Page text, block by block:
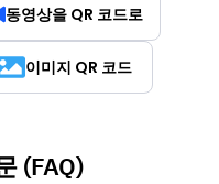
동영상을 QR 코드로
이미지 QR 코드
(FAQ)